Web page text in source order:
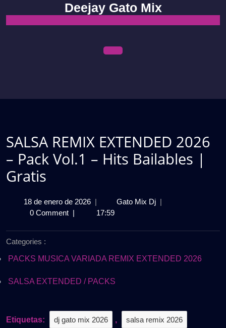
content
Deejay Gato Mix
SALSA REMIX EXTENDED 2026
– Pack Vol.1 – Hits Bailables |
Gratis
18 de enero de 202618
de
| Gato Mix DjSALSA
Pack
|
Gratis
|
0 Comment | 17:59
Categories :
PACKS MUSICA VARIADA REMIX EXTENDED 2026
SALSA EXTENDED / PACKS
Etiquetas: dj gato mix 2026 , salsa remix 2026